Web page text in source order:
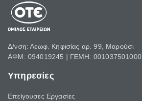
Δ/νση: Λεωφ. Κηφισίας αρ. 99, Μαρούσι
ΑΦΜ: 094019245 | ΓΕΜΗ: 001037501000
Υπηρεσίες
Επείγουσες Εργασίες